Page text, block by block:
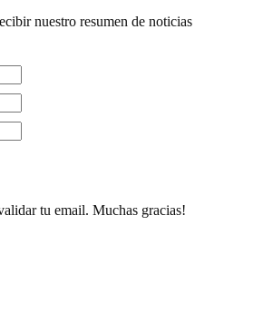
nuestro resumen de noticias
tu email. Muchas gracias!